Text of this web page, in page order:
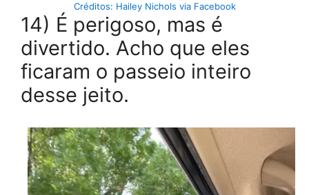
Créditos: Hailey Nichols via Facebook
14) É perigoso, mas é
divertido. Acho que eles
ficaram o passeio inteiro
desse jeito.